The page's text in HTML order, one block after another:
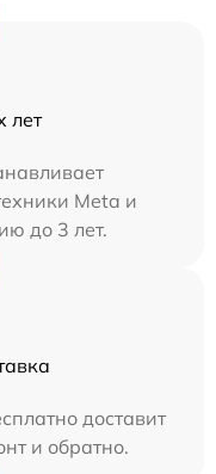
лет
Meta и
до 3 лет.
доставит
и обратно.